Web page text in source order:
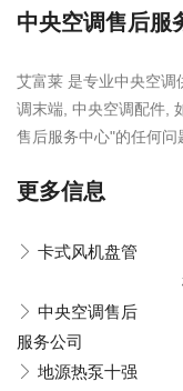
中央空调售后服
艾富莱 是专业中央空调
调末端, 中央空调配件,
售后服务中心"的任何问
更多信息
卡式风机盘管
中央空调售后
服务公司
地源热泵十强